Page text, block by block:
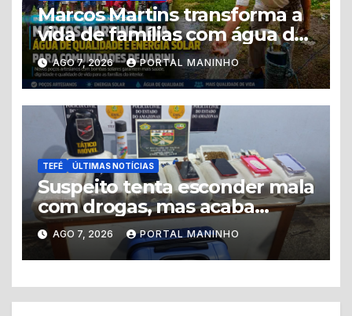
Marcos Martins transforma a
vida de famílias com água de
qualidade e energia solar em
Uarini
AGO 7, 2026 PORTAL MANINHO
TEFÉ ÚLTIMAS NOTÍCIAS
Suspeito tenta esconder mala
com drogas, mas acaba
levando a polícia até ponto
de tráfico
AGO 7, 2026 PORTAL MANINHO